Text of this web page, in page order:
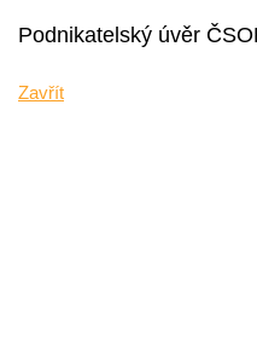
Podnikatelský úvěr
Zavřít